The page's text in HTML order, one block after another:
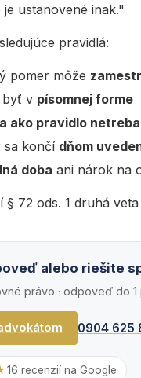
ustanovené inak."
pravidlá:
pomer môže
byť v písomnej forme
ako pravidlo
sa končí dňom
doba ani nárok na
72 ods. 1 druhá
alebo riešite
právo · odpoveď do
0904 625
16 recenzií na Google